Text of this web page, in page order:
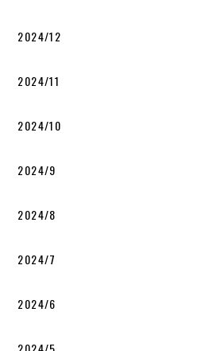
2024/12
2024/11
2024/10
2024/9
2024/8
2024/7
2024/6